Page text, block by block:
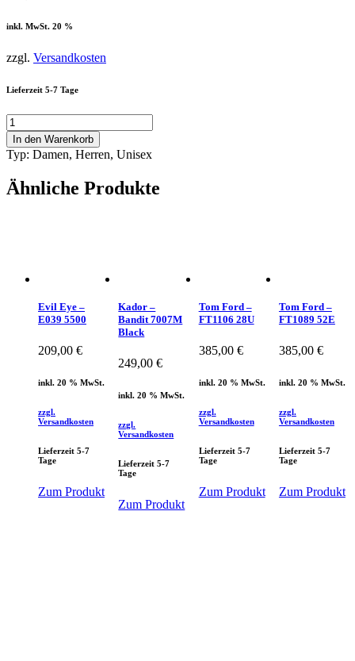
inkl. MwSt. 20 %
zzgl. Versandkosten
Lieferzeit 5-7 Tage
Kador
-
Vanessa
BA46A
Menge
In den Warenkorb
Typ: Damen, Herren, Unisex
Ähnliche Produkte
Evil Eye –
E039 5500
209,00 €
inkl. 20 % MwSt.
zzgl.
Versandkosten
Lieferzeit 5-7
Tage
Zum Produkt
Kador –
Bandit 7007M
Black
249,00€
inkl. 20 % MwSt.
zzgl.
Versandkosten
Lieferzeit 5-7
Tage
Zum Produkt
Tom Ford –
FT1106 28U
385,00 €
inkl. 20 % MwSt.
zzgl.
Versandkosten
Lieferzeit 5-7
Tage
Zum Produkt
Tom Ford –
FT1089 52E
385,00 €
inkl. 20 % MwSt.
zzgl.
Versandkosten
Lieferzeit 5-7
Tage
Zum Produkt